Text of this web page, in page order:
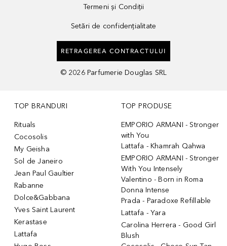
Termeni și Condiții
Setări de confidențialitate
RETRAGEREA CONTRACTULUI
© 2026 Parfumerie Douglas SRL
TOP BRANDURI
Rituals
Cocosolis
My Geisha
Sol de Janeiro
Jean Paul Gaultier
Rabanne
Dolce&Gabbana
Yves Saint Laurent
Kerastase
Lattafa
TOP PRODUSE
EMPORIO ARMANI - Stronger
with You
Lattafa - Khamrah Qahwa
EMPORIO ARMANI - Stronger
With You Intensely
Valentino - Born in Roma
Donna Intense
Prada - Paradoxe Refillable
Lattafa - Yara
Carolina Herrera - Good Girl
Blush